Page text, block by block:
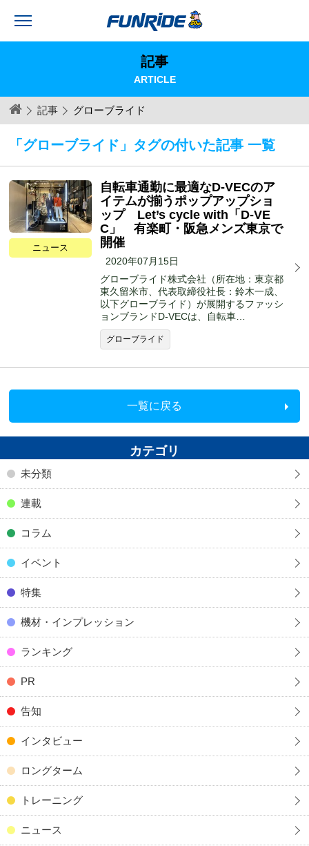
記事
ARTICLE
記事 グローブライド
「グローブライド」タグの付いた記事 一覧
ニュース
自転車通勤に最適なD-VECのア
イテムが揃うポップアップショ
ップ Let’s cycle with「D-VE
C」 有楽町・阪急メンズ東京で
開催
2020年07月15日
グローブライド株式会社（所在地：東京都
東久留米市、代表取締役社長：鈴木一成、
以下グローブライド）が展開するファッシ
ョンブランドD-VECは、自転車…
グローブライド
一覧に戻る
カテゴリ
未分類
連載
コラム
イベント
特集
機材・インプレッション
ランキング
PR
告知
インタビュー
ロングターム
トレーニング
ニュース